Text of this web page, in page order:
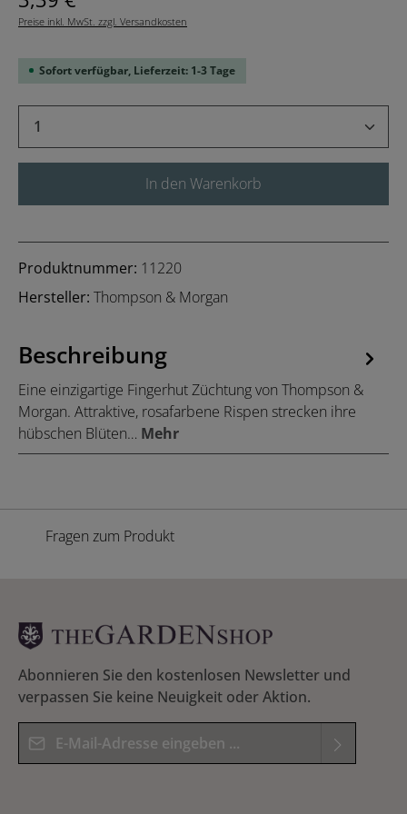
Preise inkl. MwSt. zzgl. Versandkosten
Sofort verfügbar, Lieferzeit: 1-3 Tage
Produkt Anzahl: Gib den gewünschten
In den Warenkorb
Produktnummer: 11220
Hersteller: Thompson & Morgan
Beschreibung
Eine einzigartige Fingerhut Züchtung von Thompson &
Morgan. Attraktive, rosafarbene Rispen strecken ihre
hübschen Blüten… Mehr
Fragen zum Produkt
Abonnieren Sie den kostenlosen Newsletter und
verpassen Sie keine Neuigkeit oder Aktion.
E-Mail-Adresse*